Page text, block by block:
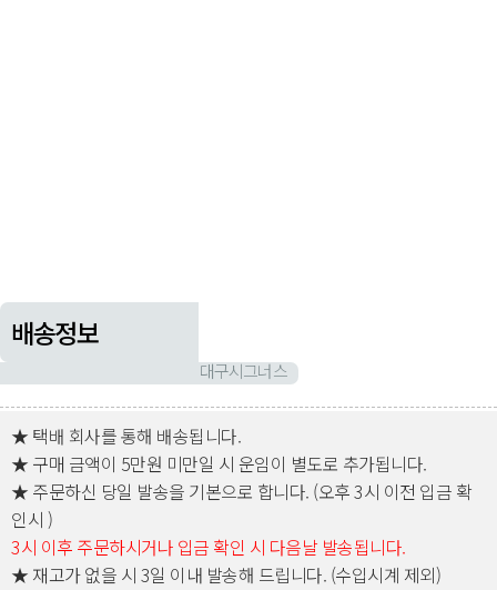
배송정보
대구시그너스
★ 택배 회사를 통해 배송됩니다.
★ 구매 금액이 5만원 미만일 시 운임이 별도로 추가됩니다.
★ 주문하신 당일 발송을 기본으로 합니다. (오후 3시 이전 입금 확
인시 )
3시 이후 주문하시거나 입금 확인 시 다음날 발송됩니다.
★ 재고가 없을 시 3일 이내 발송해 드립니다. (수입시계 제외)